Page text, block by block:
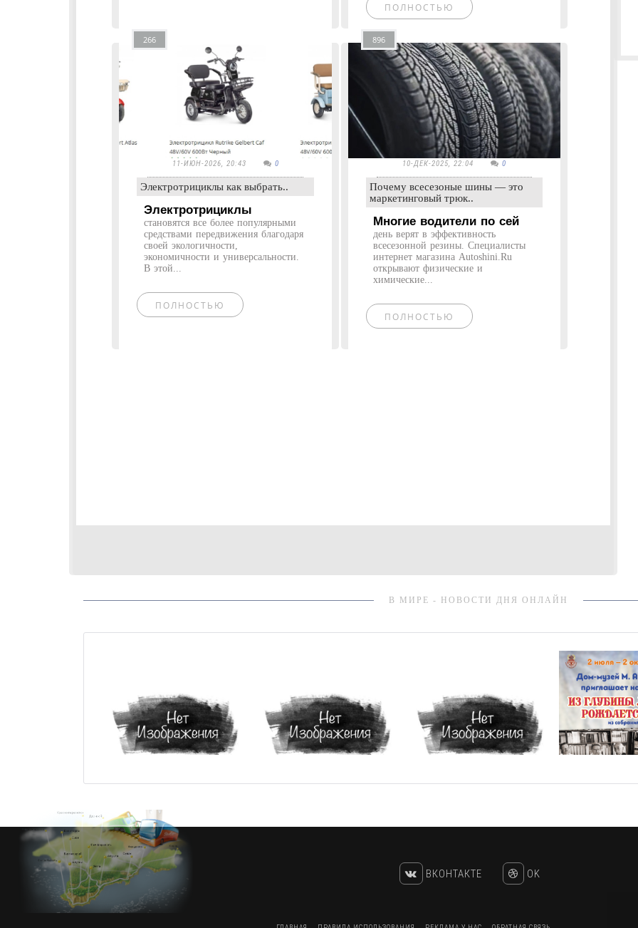
ПОЛНОСТЬЮ
266
11-ИЮН-2026, 20:43 0
Электротрициклы как выбрать..
Электротрициклы
становятся все более популярными
средствами передвижения благодаря
своей экологичности,
экономичности и универсальности.
В этой...
ПОЛНОСТЬЮ
896
10-ДЕК-2025, 22:04 0
Почему всесезоные шины — это
маркетинговый трюк..
Многие водители по сей
день верят в эффективность
всесезонной резины. Специалисты
интернет магазина Autoshini.Ru
открывают физические и
химические...
ПОЛНОСТЬЮ
В МИРЕ - НОВОСТИ ДНЯ ОНЛАЙН
ВКОНТАКТЕ OK